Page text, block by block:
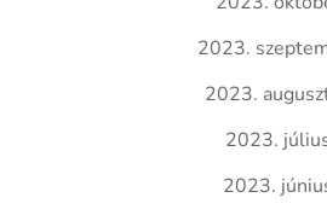
2023.
2023.
2023.
2023.